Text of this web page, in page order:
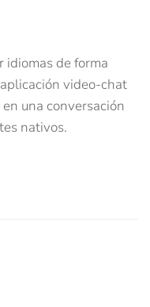
idiomas de forma
video-chat
una conversación
nativos.